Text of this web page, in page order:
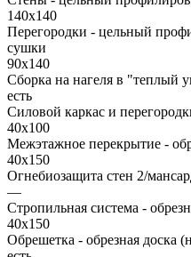
140х140
Перегородки - цельный
сушки
90х140
Сборка на нагеля в "теплый
есть
Силовой каркас и
40х100
Межэтажное перекрытие -
40х150
Огнебиозащита стен 2/
—
Стропильная система -
40х150
Обрешетка - обрезная доска